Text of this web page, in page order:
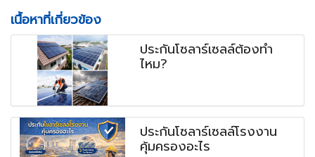
เนื้อหาที่เกี่ยวข้อง
ประกันโซลาร์เซลล์ต้องทำ
ไหม?
ประกันโซลาร์เซลล์โรงงาน
คุ้มครองอะไร